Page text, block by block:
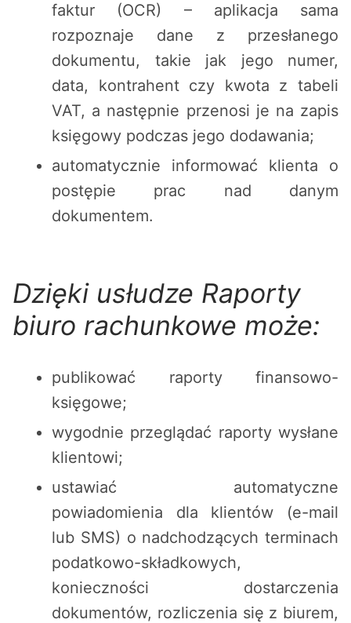
faktur (OCR) – aplikacja sama
rozpoznaje dane z przesłanego
dokumentu, takie jak jego numer,
data, kontrahent czy kwota z tabeli
VAT, a następnie przenosi je na zapis
księgowy podczas jego dodawania;
automatycznie informować klienta o
postępie prac nad danym
dokumentem.
Dzięki usłudze Raporty
biuro rachunkowe może:
publikować raporty finansowo-
księgowe;
wygodnie przeglądać raporty wysłane
klientowi;
ustawiać automatyczne
powiadomienia dla klientów (e-mail
lub SMS) o nadchodzących terminach
podatkowo-składkowych,
konieczności dostarczenia
dokumentów, rozliczenia się z biurem,